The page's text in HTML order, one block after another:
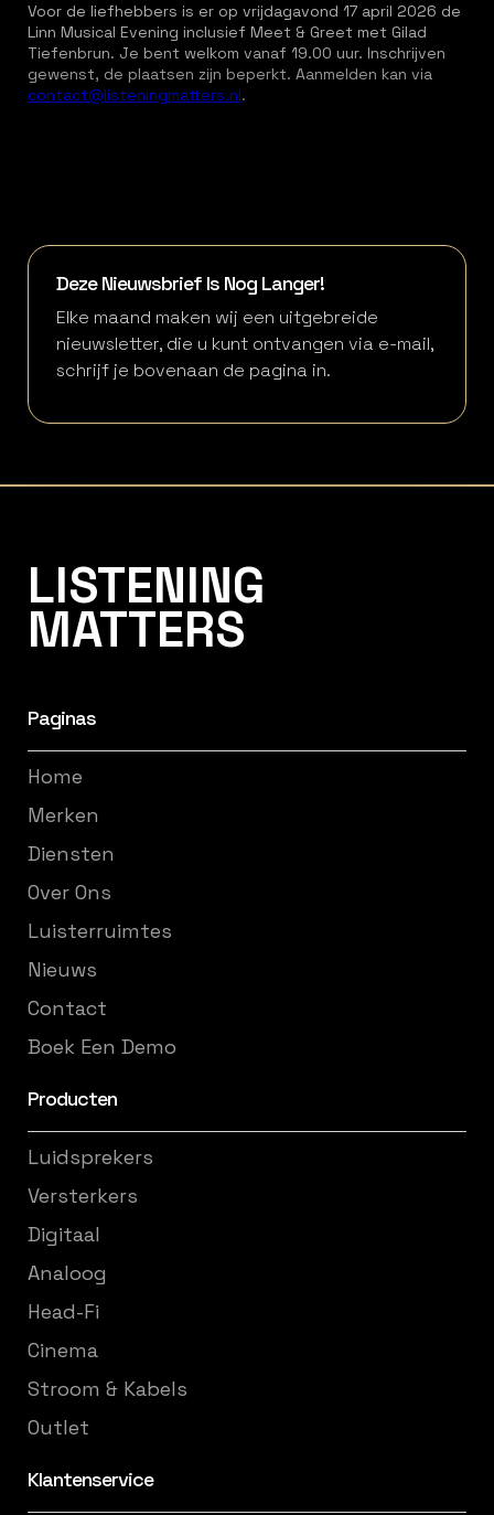
Voor de liefhebbers is er op vrijdagavond 17 april 2026 de
Linn Musical Evening inclusief Meet & Greet met Gilad
Tiefenbrun. Je bent welkom vanaf 19.00 uur. Inschrijven
gewenst, de plaatsen zijn beperkt. Aanmelden kan via
contact@listeningmatters.nl.
Deze Nieuwsbrief Is Nog Langer!
Elke maand maken wij een uitgebreide
nieuwsletter, die u kunt ontvangen via e-mail,
schrijf je bovenaan de pagina in.
LISTENING
MATTERS
Paginas
Home
Merken
Diensten
Over Ons
Luisterruimtes
Nieuws
Contact
Boek Een Demo
Producten
Luidsprekers
Versterkers
Digitaal
Analoog
Head-Fi
Cinema
Stroom & Kabels
Outlet
Klantenservice